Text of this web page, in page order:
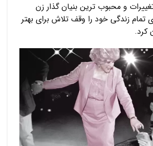
و محبوب ترین بنیان گذار زن
زندگی خود را وقف تلاش برای بهتر
کرد.